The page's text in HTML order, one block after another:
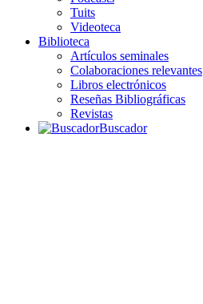
Tuits
Videoteca
Biblioteca
Artículos seminales
Colaboraciones relevantes
Libros electrónicos
Reseñas Bibliográficas
Revistas
Buscador